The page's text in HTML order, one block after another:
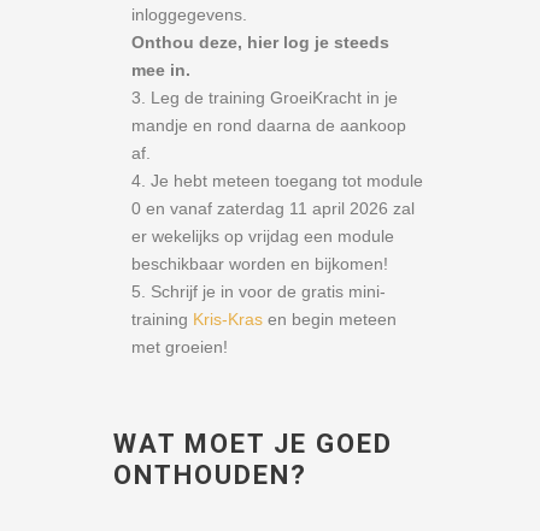
inloggegevens.
Onthou deze, hier log je steeds
mee in.
Leg de training GroeiKracht in je
mandje en rond daarna de aankoop
af.
Je hebt meteen toegang tot module
0 en vanaf zaterdag 11 april 2026 zal
er wekelijks op vrijdag een module
beschikbaar worden en bijkomen!
Schrijf je in voor de gratis mini-
training Kris-Kras en begin meteen
met groeien!
WAT MOET JE GOED
ONTHOUDEN?